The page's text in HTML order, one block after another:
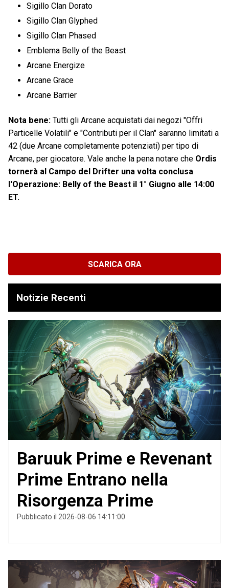
Sigillo Clan Dorato
Sigillo Clan Glyphed
Sigillo Clan Phased
Emblema Belly of the Beast
Arcane Energize
Arcane Grace
Arcane Barrier
Nota bene: Tutti gli Arcane acquistati dai negozi "Offri
Particelle Volatili" e "Contributi per il Clan" saranno limitati a
42 (due Arcane completamente potenziati) per tipo di
Arcane, per giocatore. Vale anche la pena notare che Ordis
tornerà al Campo del Drifter una volta conclusa
l'Operazione: Belly of the Beast il 1° Giugno alle 14:00
ET.
SCARICA ORA
Notizie Recenti
Baruuk Prime e Revenant
Prime Entrano nella
Risorgenza Prime
Pubblicato il 2026-08-06 14:11:00